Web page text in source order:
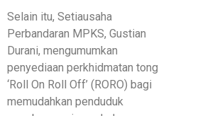
Selain itu, Setiausaha
Perbandaran MPKS, Gustian
Durani, mengumumkan
penyediaan perkhidmatan tong
‘Roll On Roll Off’ (RORO) bagi
memudahkan penduduk